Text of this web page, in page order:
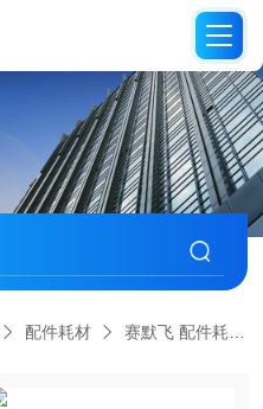
配件耗材 赛默飞 配件耗材